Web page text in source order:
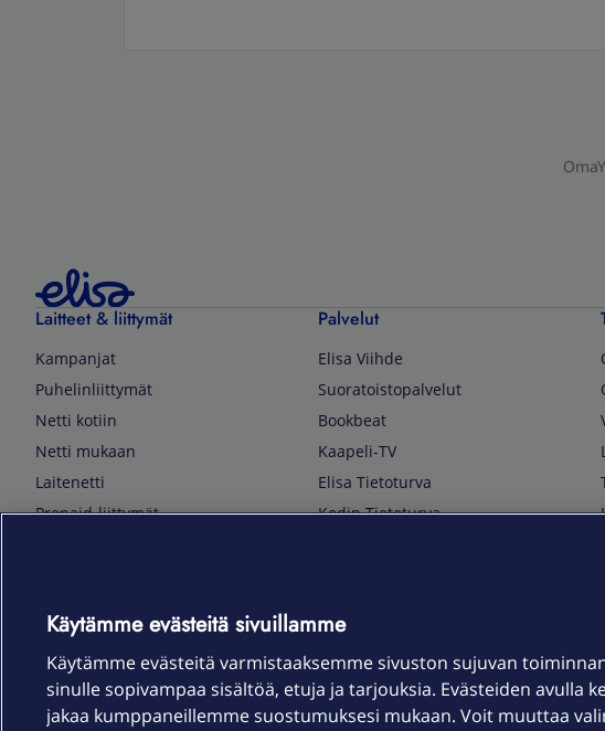
Laitteet & liittymät
Kampanjat
Puhelinliittymät
Netti kotiin
Netti mukaan
Laitenetti
Prepaid-liittymät
TV & audio
Kodinkoneet
Kamerat ja dronet
Palvelut
Elisa Viihde
Suoratoistopalvelut
Bookbeat
Kaapeli-TV
Elisa Tietoturva
Kodin Tietoturva
Elisa Kotiverkko
Elisa Pilvilinna
Elisa Laiteturva
Käytämme evästeitä sivuillamme
Käytämme evästeitä varmistaaksemme sivuston sujuvan
sinulle sopivampaa sisältöä, etuja ja tarjouksia. Evästeiden
jakaa kumppaneillemme suostumuksesi mukaan. Voit muuttaa